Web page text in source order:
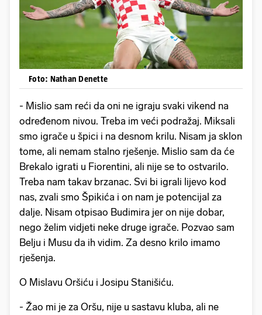
Foto: Nathan Denette
- Mislio sam reći da oni ne igraju svaki vikend na
određenom nivou. Treba im veći podražaj. Miksali
smo igrače u špici i na desnom krilu. Nisam ja sklon
tome, ali nemam stalno rješenje. Mislio sam da će
Brekalo igrati u Fiorentini, ali nije se to ostvarilo.
Treba nam takav brzanac. Svi bi igrali lijevo kod
nas, zvali smo Špikića i on nam je potencijal za
dalje. Nisam otpisao Budimira jer on nije dobar,
nego želim vidjeti neke druge igrače. Pozvao sam
Belju i Musu da ih vidim. Za desno krilo imamo
rješenja.
O Mislavu Oršiću i Josipu Stanišiću.
- Žao mi je za Oršu, nije u sastavu kluba, ali ne